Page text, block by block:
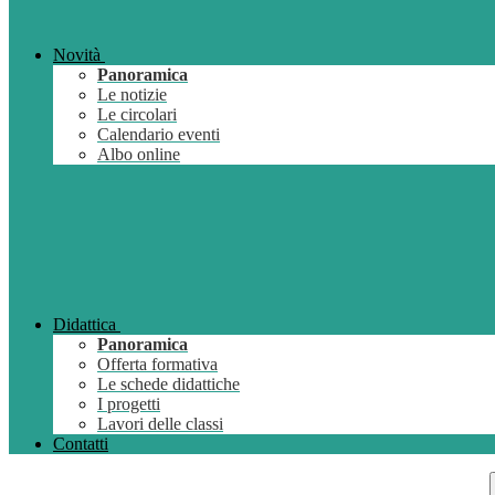
Novità
Panoramica
Le notizie
Le circolari
Calendario eventi
Albo online
Didattica
Panoramica
Offerta formativa
Le schede didattiche
I progetti
Lavori delle classi
Contatti